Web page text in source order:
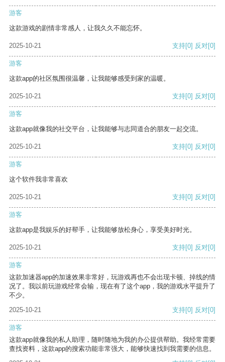
游客
这款游戏的剧情非常感人，让我久久不能忘怀。
2025-10-21 支持[0] 反对[0]
游客
这款app的社区氛围很温馨，让我能够感受到家的温暖。
2025-10-21 支持[0] 反对[0]
游客
这款app就像我的社交平台，让我能够与志同道合的朋友一起交流。
2025-10-21 支持[0] 反对[0]
游客
这个软件我非常喜欢
2025-10-21 支持[0] 反对[0]
游客
这款app是我娱乐的好帮手，让我能够放松身心，享受美好时光。
2025-10-21 支持[0] 反对[0]
游客
这款加速器app的加速效果非常好，玩游戏再也不会出现卡顿、掉线的情
况了。我以前玩游戏经常会输，现在有了这个app，我的游戏水平提升了
不少。
2025-10-21
支持[0] 反对[0]
游客
这款app就像我的私人助理，随时随地为我的办公提供帮助。我经常需要
查找资料，这款app的搜索功能非常强大，能够快速找到我需要的信息。